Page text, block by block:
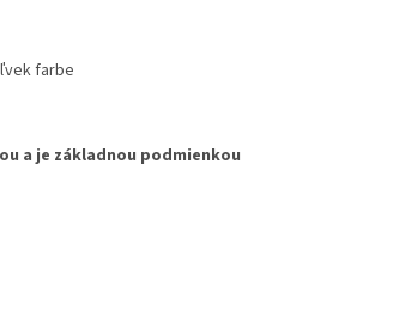
farbe
a je základnou podmienkou